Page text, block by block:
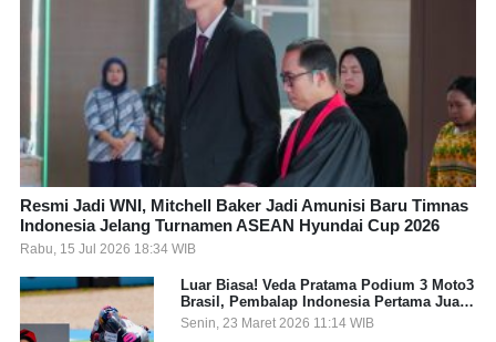
Resmi Jadi WNI, Mitchell Baker Jadi Amunisi Baru Timnas
Indonesia Jelang Turnamen ASEAN Hyundai Cup 2026
Rabu, 15 Jul 2026 18:34 WIB
Luar Biasa! Veda Pratama Podium 3 Moto3
Brasil, Pembalap Indonesia Pertama Juara
Grand Prix
Senin, 23 Maret 2026 11:14 WIB